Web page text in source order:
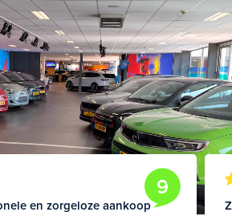
9
en zorgeloze aankoop